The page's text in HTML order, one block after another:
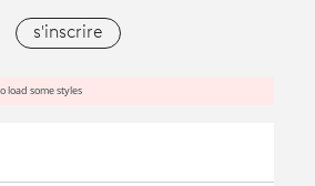
s'inscrire